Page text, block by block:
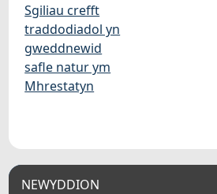
Sgiliau crefft
traddodiadol yn
gweddnewid
safle natur ym
Mhrestatyn
NEWYDDION